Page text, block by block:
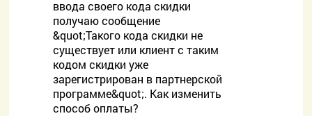
ввода своего кода скидки
получаю сообщение
&quot;Такого кода скидки не
существует или клиент с таким
кодом скидки уже
зарегистрирован в партнерской
программе&quot;. Как изменить
способ оплаты?